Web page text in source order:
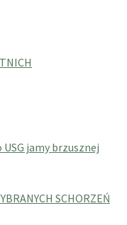
jamy brzusznej
SCHORZEŃ